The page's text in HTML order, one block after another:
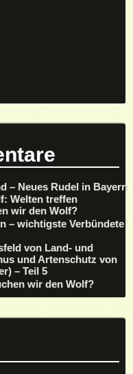
– Neues Rudel in Bayern
Welten treffen
wir den Wolf?
– wichtigste Verbündete
von Land- und
und Artenschutz von
– Teil 5
wir den Wolf?